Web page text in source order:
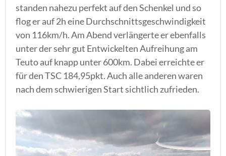
standen nahezu perfekt auf den Schenkel und so
flog er auf 2h eine Durchschnittsgeschwindigkeit
von 116km/h. Am Abend verlängerte er ebenfalls
unter der sehr gut Entwickelten Aufreihung am
Teuto auf knapp unter 600km. Dabei erreichte er
für den TSC 184,95pkt. Auch alle anderen waren
nach dem schwierigen Start sichtlich zufrieden.